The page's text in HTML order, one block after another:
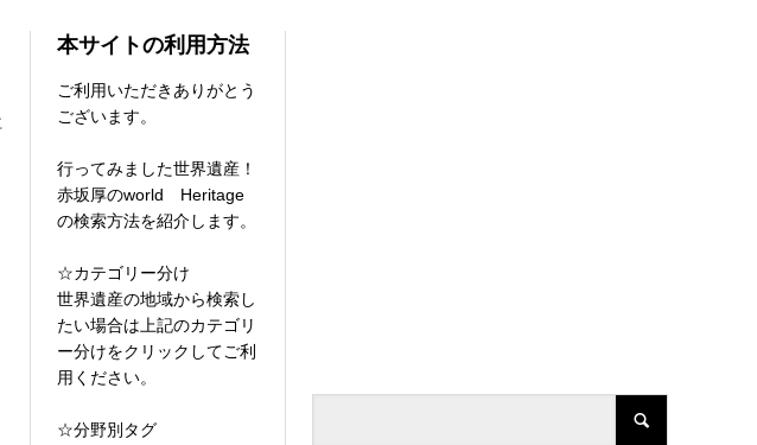
本サイトの利用方法
ご利用いただきありがとう
ございます。
行ってみました世界遺産！
赤坂厚のworld Heritage
の検索方法を紹介します。
☆カテゴリー分け
世界遺産の地域から検索し
たい場合は上記のカテゴリ
ー分けをクリックしてご利
用ください。
☆分野別タグ